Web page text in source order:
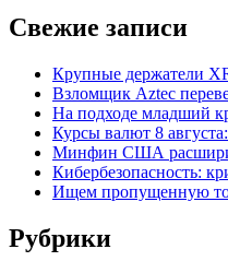
Свежие записи
Крупные держатели
Взломщик Aztec
На подходе младший
Курсы валют 8
Минфин США
Кибербезопасность:
Ищем пропущенную
Рубрики